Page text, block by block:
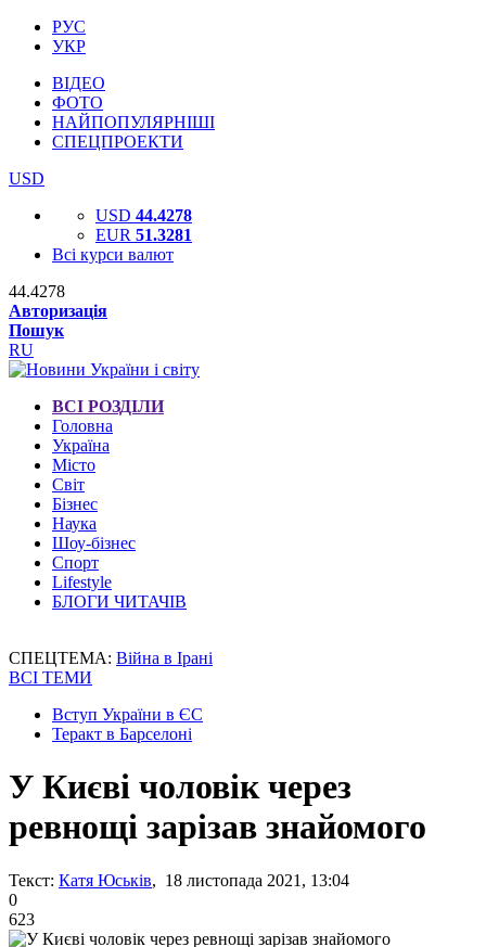
РУС
УКР
ВІДЕО
ФОТО
НАЙПОПУЛЯРНІШІ
СПЕЦПРОЕКТИ
USD
USD 44.4278
EUR 51.3281
Всі курси валют
44.4278
Авторизація
Пошук
RU
ВСІ РОЗДІЛИ
Головна
Україна
Місто
Світ
Бізнес
Наука
Шоу-бізнес
Спорт
Lifestyle
БЛОГИ ЧИТАЧІВ
СПЕЦТЕМА: Війна в Ірані
ВСІ ТЕМИ
Вступ України в ЄС
Теракт в Барселоні
У Києві чоловік через
ревнощі зарізав знайомого
Текст: Катя Юськів, 18 листопада 2021, 13:04
0
623